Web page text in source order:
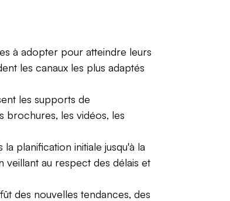
à adopter pour atteindre leurs
les canaux les plus adaptés
les supports de
brochures, les vidéos, les
planification initiale jusqu'à la
au respect des délais et
des nouvelles tendances, des